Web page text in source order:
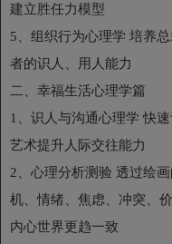
建立胜任力模型
5、组织行为心理学 培养
者的识人、用人能力
二、幸福生活心理学篇
1、识人与沟通心理学 快
艺术提升人际交往能力
2、心理分析测验 透过绘
机、情绪、焦虑、冲突、
内心世界更趋一致